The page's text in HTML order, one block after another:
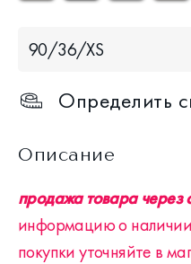
90/36/XS
Определить
Описание
продажа товара через
информацию о
покупки уточняйте в